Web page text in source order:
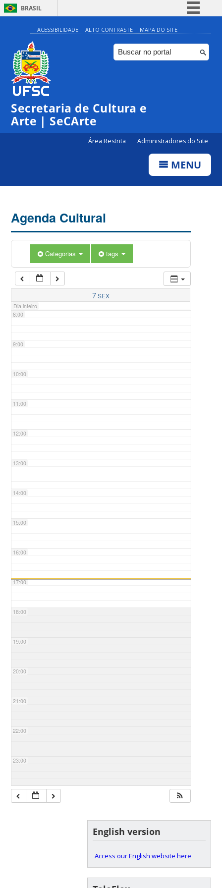
BRASIL
Simplifique!
Comunica BR
Participe
ACESSIBILIDADE ALTO CONTRASTE MAPA DO SITE
Secretaria de Cultura e
Arte | SeCArte
Área Restrita Administradores do Site
MENU
Agenda Cultural
Categorias tags
7SEX
Dia inteiro
0:00
1:00
5:00
7:00
8:00
9:00
10:00
11:00
12:00
13:00
14:00
15:00
16:00
17:00
18:00
19:00
20:00
21:00
22:00
23:00
English version
Access our English website here